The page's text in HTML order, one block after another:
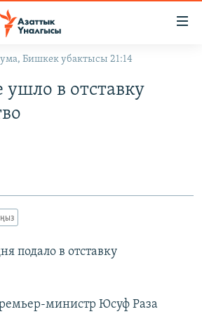
Бишкек убактысы 21:14
ушло в отставку
подало в отставку
министр Юсуф Раза